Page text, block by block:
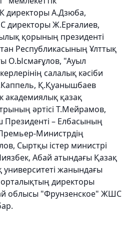
директоры А.Дзюба,
директоры Ж.Ерғалиев,
қорының президенті
Республикасының Ұлттық
О.Ысмағұлов, "Ауыл
салалық кәсіби
Қ.Қуанышбаев
академиялық қазақ
әртісі Т.Мейрамов,
– Елбасының
Министрдің
Сыртқы істер министрі
Абай атындағы Қазақ
университеті жанындағы
директоры
облысы "Фрунзенское" ЖШС